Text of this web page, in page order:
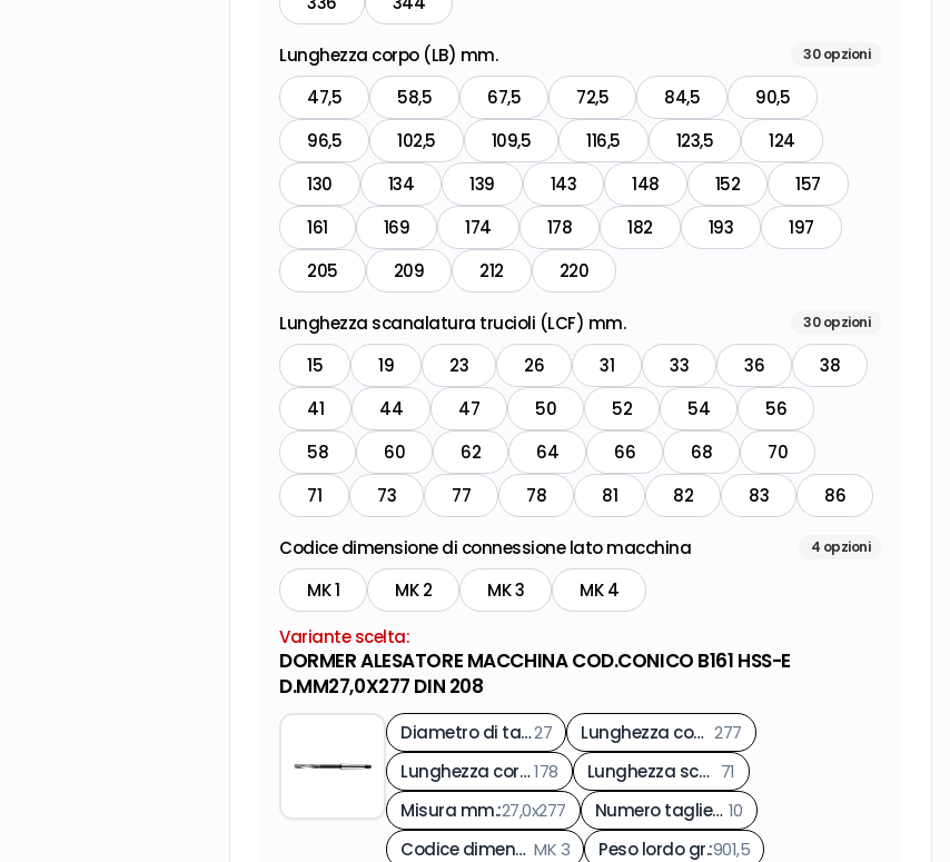
Lunghezza corpo (LB) mm. 30 opzioni
47,5 58,5 67,5 72,5 84,5
90,5
96,5
102,5 109,5 116,5 123,5
124
130
134 139 143 148 152
157
161
169 174 178 182 193
197
205
209 212 220
Lunghezza scanalatura trucioli (LCF) mm. 30 opzioni
15 19 23 26 31 33 36
38
41
44 47 50 52 54
56
58
60 62 64 66 68
70
71
73 77 78 81 82 83 86
Codice dimensione di connessione lato macchina 4 opzioni
MK 1 MK 2 MK 3
MK 4
Variante scelta:
DORMER ALESATORE MACCHINA COD.CONICO B161 HSS-E
D.MM27,0X277 DIN 208
Diametro di taglio (DC) mm. :
27 Lunghezza complessiva (OAL) mm. 277
Lunghezza corpo (LB) mm.
:
178 Lunghezza scanalatura trucioli (LCF) mm. 71
Misura mm.:27,0x277 Numero taglienti :
10
Codice dimensione di connessione lato macchina MK 3 Peso lordo gr.:901,5